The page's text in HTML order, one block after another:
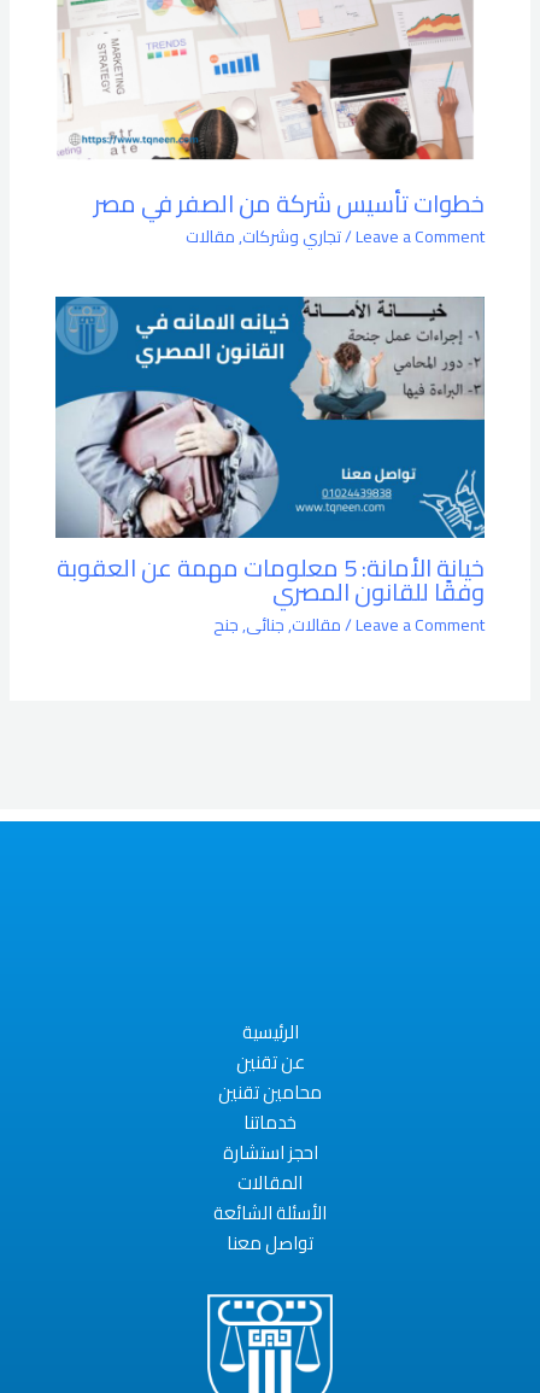
خطوات تأسيس شركة من الصفر في مصر
Leave a Comment
/تجاري وشركات,مقالات
خيانة الأمانة: 5 معلومات مهمة عن العقوبة
وفقًا للقانون المصري
Leave a Comment
/مقالات,جنائى,جنح
الرئيسية
عن تقنين
محامين تقنين
خدماتنا
احجز استشارة
المقالات
الأسئلة الشائعة
تواصل معنا